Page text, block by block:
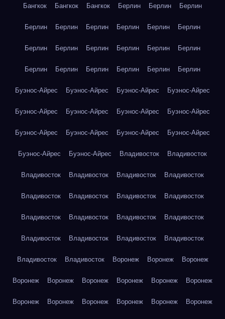
Бангкок Бангкок Бангкок Берлин Берлин Берлин
Берлин Берлин Берлин Берлин Берлин Берлин
Берлин Берлин Берлин Берлин Берлин Берлин
Берлин Берлин Берлин Берлин Берлин Берлин
Буэнос-Айрес Буэнос-Айрес Буэнос-Айрес Буэнос-Айрес
Буэнос-Айрес Буэнос-Айрес Буэнос-Айрес Буэнос-Айрес
Буэнос-Айрес Буэнос-Айрес Буэнос-Айрес Буэнос-Айрес
Буэнос-Айрес Буэнос-Айрес Владивосток Владивосток
Владивосток Владивосток Владивосток Владивосток
Владивосток Владивосток Владивосток Владивосток
Владивосток Владивосток Владивосток Владивосток
Владивосток Владивосток Владивосток Владивосток
Владивосток Владивосток Воронеж Воронеж Воронеж
Воронеж Воронеж Воронеж Воронеж Воронеж Воронеж
Воронеж Воронеж Воронеж Воронеж Воронеж Воронеж